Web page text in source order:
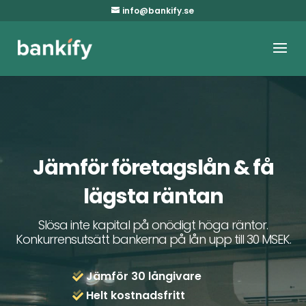
info@bankify.se
Jämför företagslån & få
lägsta räntan
Slösa inte kapital på onödigt höga räntor.
Konkurrensutsätt bankerna på lån upp till 30 MSEK.
Jämför 30 långivare
Helt kostnadsfritt